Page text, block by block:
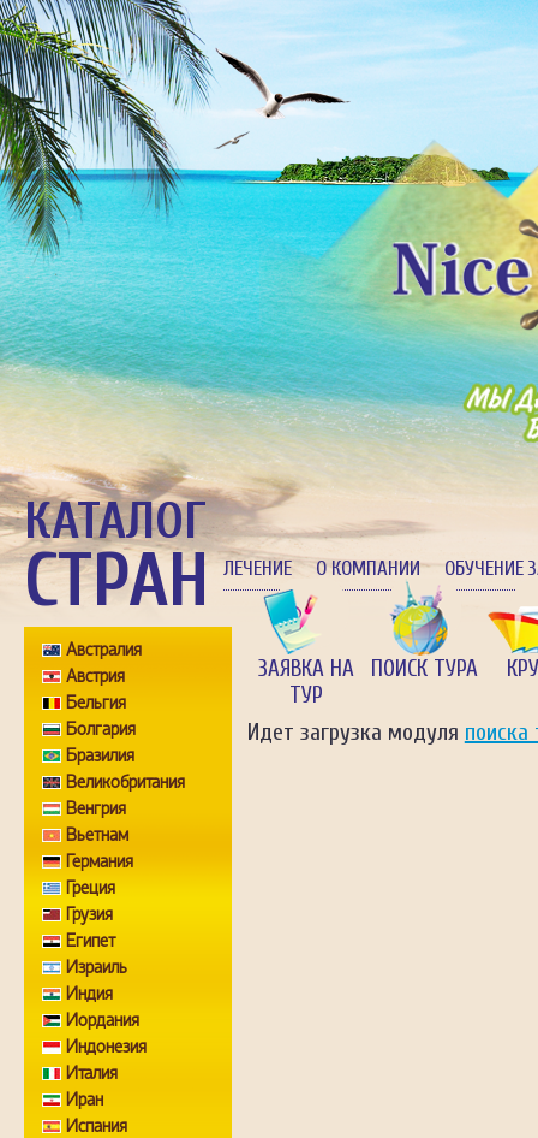
ЛЕЧЕНИЕ О КОМПАНИИ ОБУЧЕНИЕ
КАТАЛОГ
СТРАН
Австралия
Австрия
Бельгия
Болгария
Бразилия
Великобритания
Венгрия
Вьетнам
Германия
Греция
Грузия
Египет
Израиль
Индия
Иордания
Индонезия
Италия
Иран
Испания
ЗАЯВКА НА
ТУР
ПОИСК ТУРА
Идет загрузка модуля поиска